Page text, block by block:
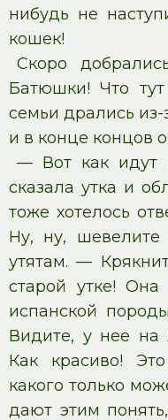
нибудь не
кошек!
Скоро
Батюшки! Что
семьи дрались
и в конце концов
— Вот как идут
сказала утка и
тоже хотелось
Ну, ну,
утятам. —
старой утке! Она
испанской
Видите, у нее на
Как красиво!
какого только
дают этим